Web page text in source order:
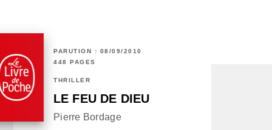
PARUTION : 08/09/2010
448 PAGES
THRILLER
LE FEU DE DIEU
Pierre Bordage